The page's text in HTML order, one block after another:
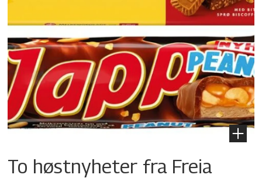
To høstnyheter fra Freia